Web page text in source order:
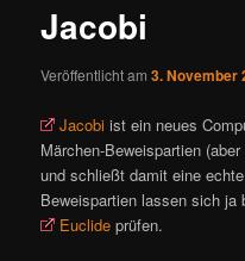
a
s
a
v
i
g
a
Jacobi
Veröffentlicht am3. November
Jacobi ist ein neues
Märchen-Beweispartien
und schließt damit eine
Beweispartien lassen sich
Euclide prüfen.